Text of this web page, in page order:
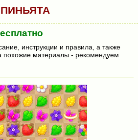
инструкции и правила, а также
похожие материалы - рекомендуем